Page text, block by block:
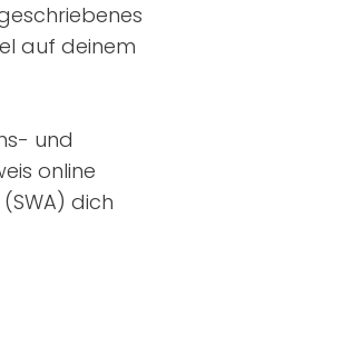
auf deinem
und
online
dich